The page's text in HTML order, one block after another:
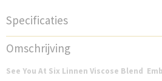
Specificaties
Productcode
SP33LV227E
Omschrijving
See You At Six Linnen Viscose Blend